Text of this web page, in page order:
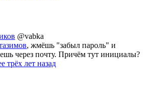
@vabka
, жмёшь "забыл пароль" и
через почту. Причём тут инициалы?
трёх лет назад